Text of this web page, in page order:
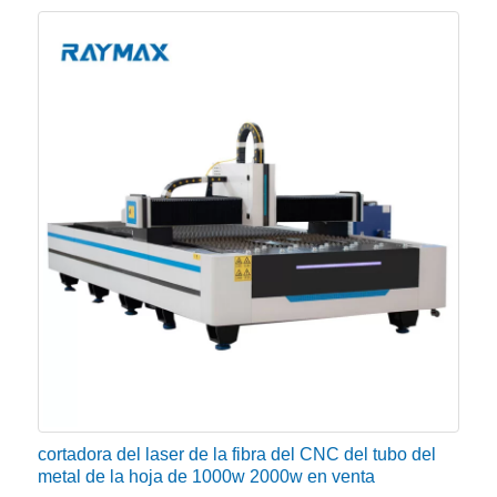
Por ejemplo, si la mayoría de la fábrica corta las
placas de metal por debajo de 6 mm, no hay
necesidad de comprar una máquina cortadora láser
CNC de alta potencia, y la máquina cortadora de
METAL con láser de fibra de 500 W puede satisfacer
la demanda de producción.
cortadora del laser de la fibra del CNC del tubo del
metal de la hoja de 1000w 2000w en venta